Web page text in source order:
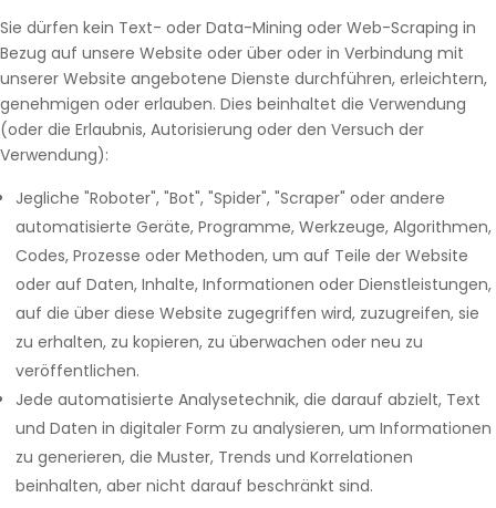
Sie dürfen kein Text- oder Data-Mining oder Web-Scraping in
Bezug auf unsere Website oder über oder in Verbindung mit
unserer Website angebotene Dienste durchführen, erleichtern,
genehmigen oder erlauben. Dies beinhaltet die Verwendung
(oder die Erlaubnis, Autorisierung oder den Versuch der
Verwendung):
Jegliche "Roboter", "Bot", "Spider", "Scraper" oder andere
automatisierte Geräte, Programme, Werkzeuge, Algorithmen,
Codes, Prozesse oder Methoden, um auf Teile der Website
oder auf Daten, Inhalte, Informationen oder Dienstleistungen,
auf die über diese Website zugegriffen wird, zuzugreifen, sie
zu erhalten, zu kopieren, zu überwachen oder neu zu
veröffentlichen.
Jede automatisierte Analysetechnik, die darauf abzielt, Text
und Daten in digitaler Form zu analysieren, um Informationen
zu generieren, die Muster, Trends und Korrelationen
beinhalten, aber nicht darauf beschränkt sind.